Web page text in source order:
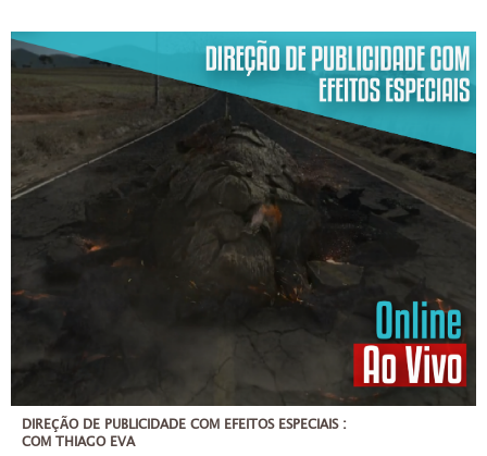
DIREÇÃO DE PUBLICIDADE COM EFEITOS ESPECIAIS :
COM THIAGO EVA